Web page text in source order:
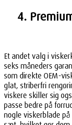
4.
Et andet valg i
seks måneders
som direkte OEM-
glat, striberfri
viskere skiller sig
passe bedre på
nogle viskerblade